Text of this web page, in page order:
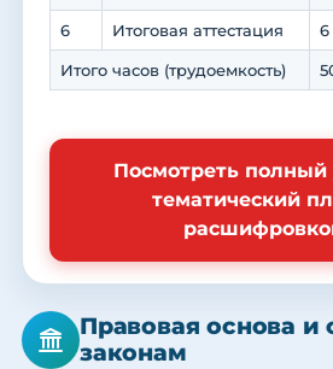
6 Итоговая аттестация 6
Итого часов (трудоемкость)
Посмотреть полный
тематический
Правовая основа и
законам